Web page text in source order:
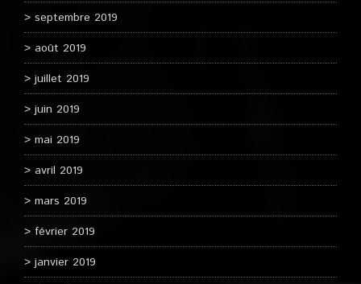
septembre 2019
août 2019
juillet 2019
juin 2019
mai 2019
avril 2019
mars 2019
février 2019
janvier 2019